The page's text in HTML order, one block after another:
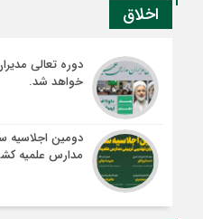
اخلاق
دوره تعالی
خواهد شد.
دومین اجلاسیه
مدارس علمیه